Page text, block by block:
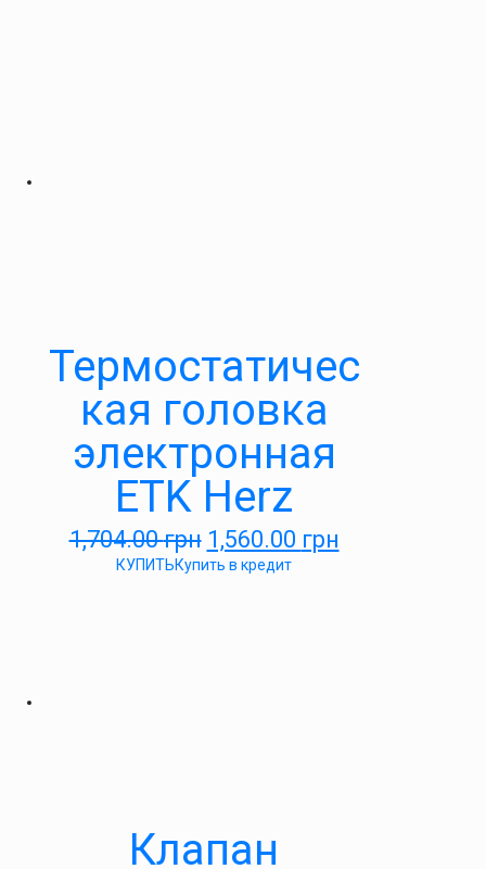
Термостатичес
кая головка
электронная
ETK Herz
1,704.00грн 1,560.00 грн
КУПИТЬКупить в кредит
Клапан